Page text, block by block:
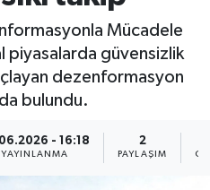
Mücadele
piyasalarda güvensizlik
dezenformasyon
bulundu.
- 16:18
YAYINLANMA
2
PAYLAŞIM